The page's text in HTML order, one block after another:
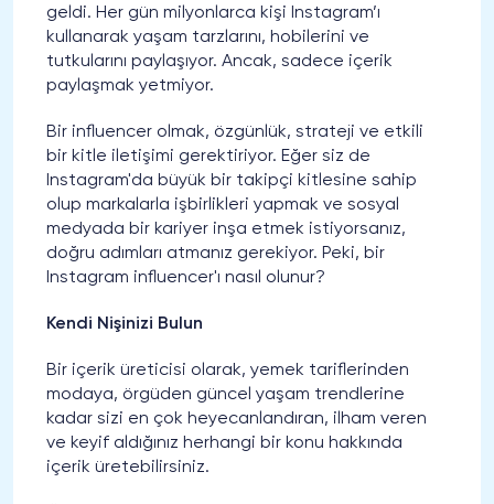
geldi. Her gün milyonlarca kişi Instagram’ı
kullanarak yaşam tarzlarını, hobilerini ve
tutkularını paylaşıyor. Ancak, sadece içerik
paylaşmak yetmiyor.
Bir influencer olmak, özgünlük, strateji ve etkili
bir kitle iletişimi gerektiriyor. Eğer siz de
Instagram'da büyük bir takipçi kitlesine sahip
olup markalarla işbirlikleri yapmak ve sosyal
medyada bir kariyer inşa etmek istiyorsanız,
doğru adımları atmanız gerekiyor. Peki, bir
Instagram influencer'ı nasıl olunur?
Kendi Nişinizi Bulun
Bir içerik üreticisi olarak, yemek tariflerinden
modaya, örgüden güncel yaşam trendlerine
kadar sizi en çok heyecanlandıran, ilham veren
ve keyif aldığınız herhangi bir konu hakkında
içerik üretebilirsiniz.